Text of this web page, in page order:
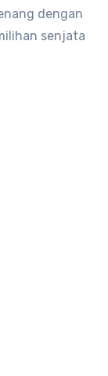
dengan
senjata